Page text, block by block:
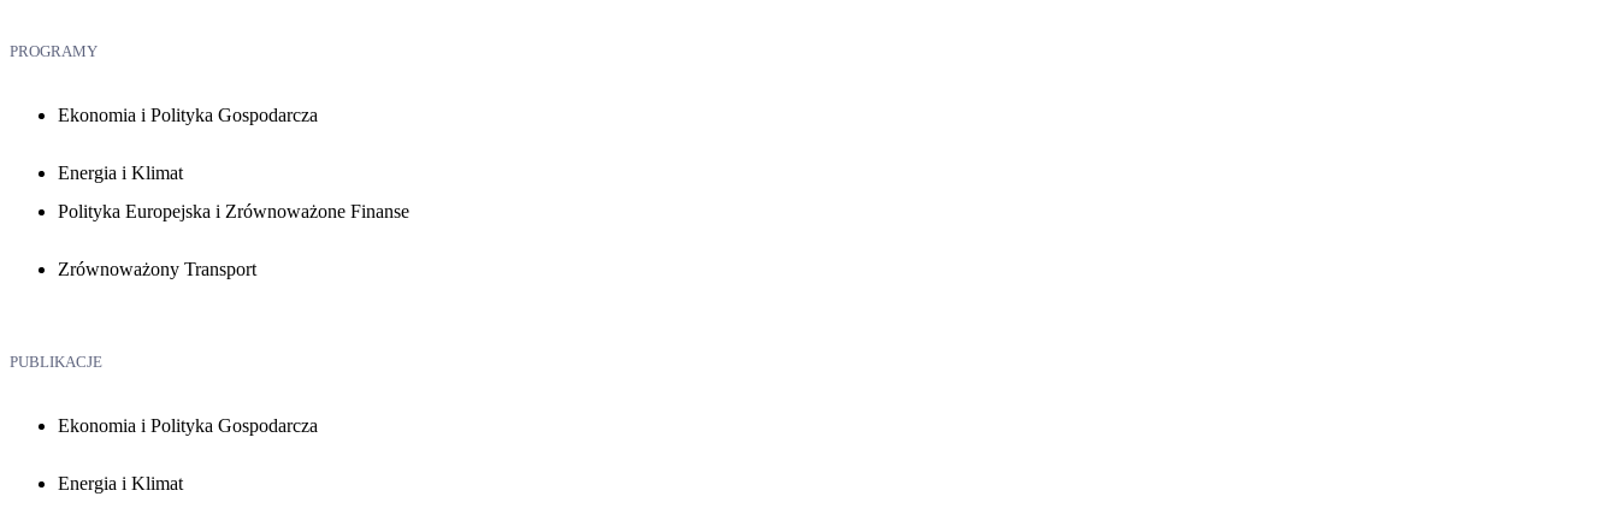
PROGRAMY
Ekonomia i Polityka Gospodarcza
Energia i Klimat
Polityka Europejska i Zrównoważone Finanse
Zrównoważony Transport
PUBLIKACJE
Ekonomia i Polityka Gospodarcza
Energia i Klimat